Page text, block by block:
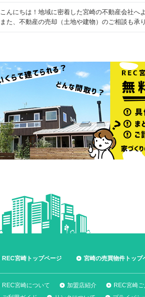
こんにちは！地域に密着した宮崎の不動産会社へ
また、不動産の売却（土地や建物）のご相談も承
REC宮崎トップページ 宮崎の売買物件トップ
REC宮崎について 加盟店紹介
REC宮崎